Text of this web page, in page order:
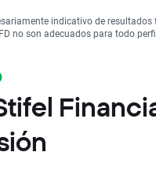
indicativo de
no son adecuados para todo